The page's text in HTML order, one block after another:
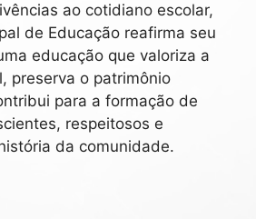
ao cotidiano escolar,
de Educação reafirma seu
educação que valoriza a
preserva o patrimônio
para a formação de
respeitosos e
da comunidade.